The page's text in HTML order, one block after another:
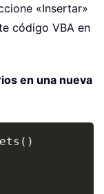
«Insertar»
código VBA en
en una nueva
( )